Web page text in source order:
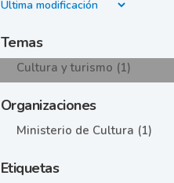
Temas
Cultura y turismo (1)
Organizaciones
Ministerio de Cultura (1)
Etiquetas